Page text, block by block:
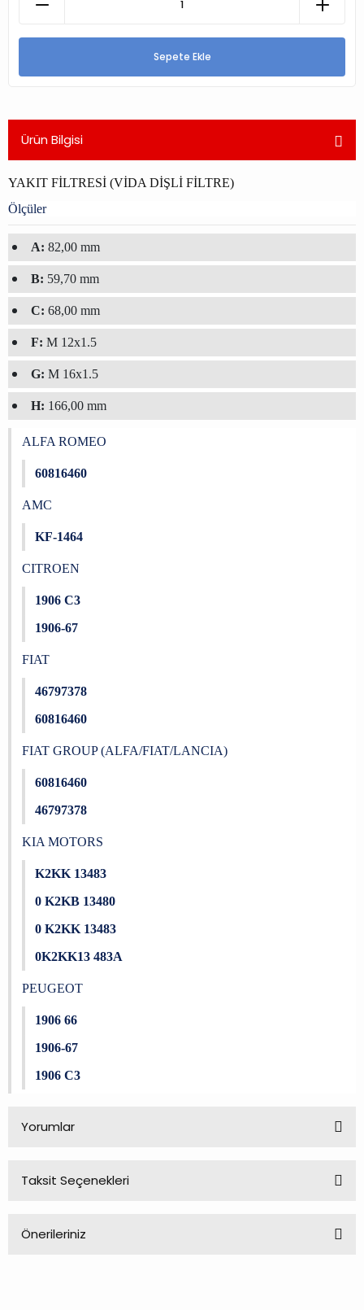
Sepete Ekle
Ürün Bilgisi
YAKIT FİLTRESİ (VİDA DİŞLİ FİLTRE)
Ölçüler
A: 82,00 mm
B: 59,70 mm
C: 68,00 mm
F: M 12x1.5
G: M 16x1.5
H: 166,00 mm
ALFA ROMEO
60816460
AMC
KF-1464
CITROEN
1906 C3
1906-67
FIAT
46797378
60816460
FIAT GROUP (ALFA/FIAT/LANCIA)
60816460
46797378
KIA MOTORS
K2KK 13483
0 K2KB 13480
0 K2KK 13483
0K2KK13 483A
PEUGEOT
1906 66
1906-67
1906 C3
Yorumlar
Taksit Seçenekleri
Önerileriniz